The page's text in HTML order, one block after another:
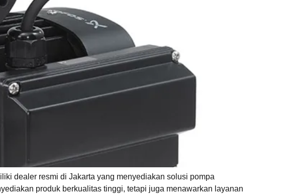
dealer resmi di Jakarta yang menyediakan solusi pompa
produk berkualitas tinggi, tetapi juga menawarkan layanan